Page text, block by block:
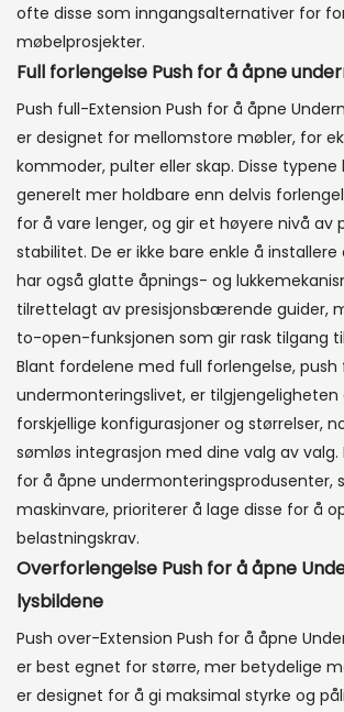
ofte disse som inngangsalternativer for
møbelprosjekter.
Full forlengelse Push for å åpne
Push full-Extension Push for å åpne
er designet for mellomstore møbler, for
kommoder, pulter eller skap. Disse typene
generelt mer holdbare enn delvis
for å vare lenger, og gir et høyere nivå av
stabilitet. De er ikke bare enkle å installere
har også glatte åpnings- og
tilrettelagt av presisjonsbærende guider,
to-open-funksjonen som gir rask tilgang
Blant fordelene med full forlengelse, push
undermonteringslivet, er tilgjengeligheten
forskjellige konfigurasjoner og størrelser,
sømløs integrasjon med dine valg av valg.
for å åpne undermonteringsprodusenter,
maskinvare, prioriterer å lage disse for å
belastningskrav.
Overforlengelse Push for å åpne
lysbildene
Push over-Extension Push for å åpne
er best egnet for større, mer betydelige
er designet for å gi maksimal styrke og